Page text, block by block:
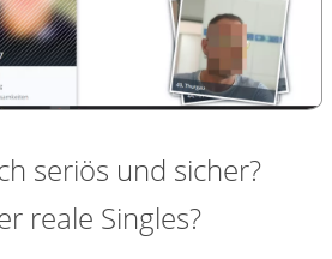
seriös und sicher?
reale Singles?